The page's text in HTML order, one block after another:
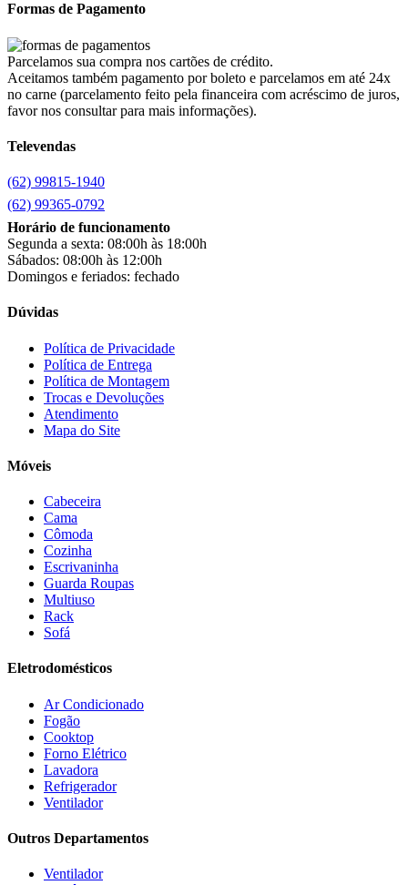
Britânia
Cairu(7)
Canaã Moveis (0)
Canaã Móveis(2)
Carioca Móveis(8)
Clarice
clock
Colibri
Colli(53)
Colormaq(43)
Companhia do Estofado
Cotherm(2)
D' Doro Móveis
Dako(23)
Demóbile(13)
Dômina
Doripel
Estofados solar
Fischer
Giga
Gree(3)
Henn
Hisense
Hot Sat
HP
JB BECHARA
Kaiki Móveis
Formas de Pagamento
Parcelamos sua compra nos cartões de crédito.
Aceitamos também pagamento por boleto e parcelamos em até 24x
no carne (parcelamento feito pela financeira com acréscimo de juros,
favor nos consultar para mais informações).
Televendas
(62) 99815-1940
(62) 99365-0792
Horário de funcionamento
Segunda a sexta: 08:00h às 18:00h
Sábados: 08:00h às 12:00h
Domingos e feriados: fechado
Dúvidas
Política de Privacidade
Política de Entrega
Política de Montagem
Trocas e Devoluções
Atendimento
Mapa do Site
Móveis
Cabeceira
Cama
Cômoda
Cozinha
Escrivaninha
Guarda Roupas
Multiuso
Rack
Sofá
Eletrodomésticos
Ar Condicionado
Fogão
Cooktop
Forno Elétrico
Lavadora
Refrigerador
Ventilador
Outros Departamentos
Ventilador